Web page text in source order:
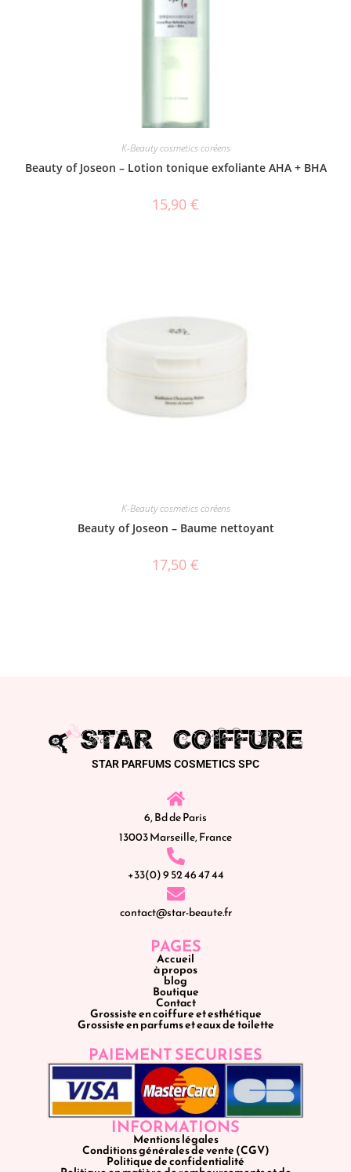
K-Beauty cosmetics coréens
Beauty of Joseon – Lotion tonique exfoliante AHA + BHA
15,90 €
K-Beauty cosmetics coréens
Beauty of Joseon – Baume nettoyant
17,50 €
STAR PARFUMS COSMETICS SPC
6, Bd de Paris
13003 Marseille, France
+33(0) 9 52 46 47 44
contact@star-beaute.fr
PAGES
Accueil
à propos
blog
Boutique
Contact
Grossiste en coiffure et esthétique
Grossiste en parfums et eaux de toilette
PAIEMENT SECURISES
INFORMATIONS
Mentions légales
Conditions générales de vente (CGV)
Politique de confidentialité